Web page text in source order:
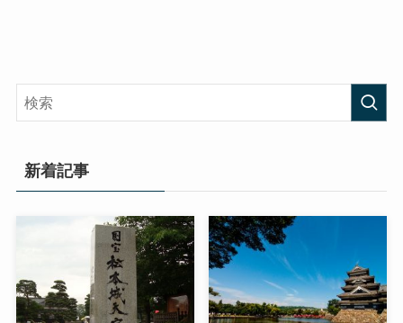
新着記事